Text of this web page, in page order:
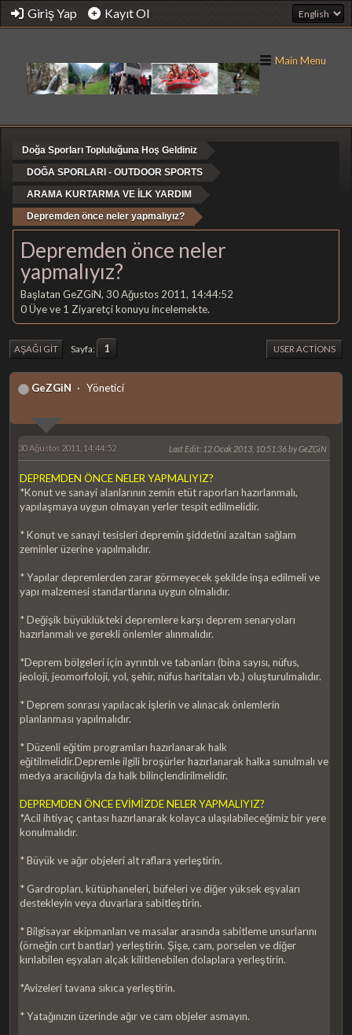
Giriş Yap Kayıt Ol
Main Menu
Doğa Sporları Topluluğuna Hoş Geldiniz
DOĞA SPORLARI - OUTDOOR SPORTS
ARAMA KURTARMA VE İLK YARDIM
Depremden önce neler yapmalıyız?
Depremden önce neler
yapmalıyız?
Başlatan GeZGiN, 30 Ağustos 2011, 14:44:52
0 Üye ve 1 Ziyaretçi konuyu incelemekte.
AŞAĞI GIT Sayfa 1 USER ACTIONS
GeZGiN Yönetici
30 Ağustos 2011, 14:44:52 Last Edit: 12 Ocak 2013, 10:51:36 by GeZGiN
DEPREMDEN ÖNCE NELER YAPMALIYIZ?
*Konut ve sanayi alanlarının zemin etüt raporları hazırlanmalı,
yapılaşmaya uygun olmayan yerler tespit edilmelidir.
* Konut ve sanayi tesisleri depremin şiddetini azaltan sağlam
zeminler üzerine yapılmalıdır.
* Yapılar depremlerden zarar görmeyecek şekilde inşa edilmeli ve
yapı malzemesi standartlarına uygun olmalıdır.
* Değişik büyüklükteki depremlere karşı deprem senaryoları
hazırlanmalı ve gerekli önlemler alınmalıdır.
*Deprem bölgeleri için ayrıntılı ve tabanları (bina sayısı, nüfus,
jeoloji, jeomorfoloji, yol, şehir, nüfus haritaları vb.) oluşturulmalıdır.
* Deprem sonrası yapılacak işlerin ve alınacak önlemlerin
planlanması yapılmalıdır.
* Düzenli eğitim programları hazırlanarak halk
eğitilmelidir.Depremle ilgili broşürler hazırlanarak halka sunulmalı ve
medya aracılığıyla da halk bilinçlendirilmelidir.
DEPREMDEN ÖNCE EVİMİZDE NELER YAPMALIYIZ?
*Acil ihtiyaç çantası hazırlanarak kolayca ulaşılabileceğimiz bir yere
konulmalıdır.
* Büyük ve ağır objeleri alt raflara yerleştirin.
* Gardropları, kütüphaneleri, büfeleri ve diğer yüksek eşyaları
destekleyin veya duvarlara sabitleştirin.
* Bilgisayar ekipmanları ve masalar arasında sabitleme unsurlarını
(örneğin cırt bantlar) yerleştirin. Şişe, cam, porselen ve diğer
kırılabilen eşyaları alçak kilitlenebilen dolaplara yerleştirin.
*Avizeleri tavana sıkıca yerleştirin.
* Yatağınızın üzerinde ağır ve cam objeler asmayın.